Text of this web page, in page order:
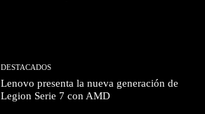
DESTACADOS
Lenovo presenta la nueva generación de
Legion Serie 7 con AMD